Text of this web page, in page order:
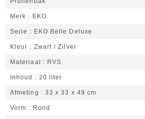
Merk EKO
Serie EKO Belle Deluxe
Kleur Zwart / Zilver
Materiaal RVS
Inhoud 20 liter
Afmeting 33 x 33 x 49 cm
Vorm Rond